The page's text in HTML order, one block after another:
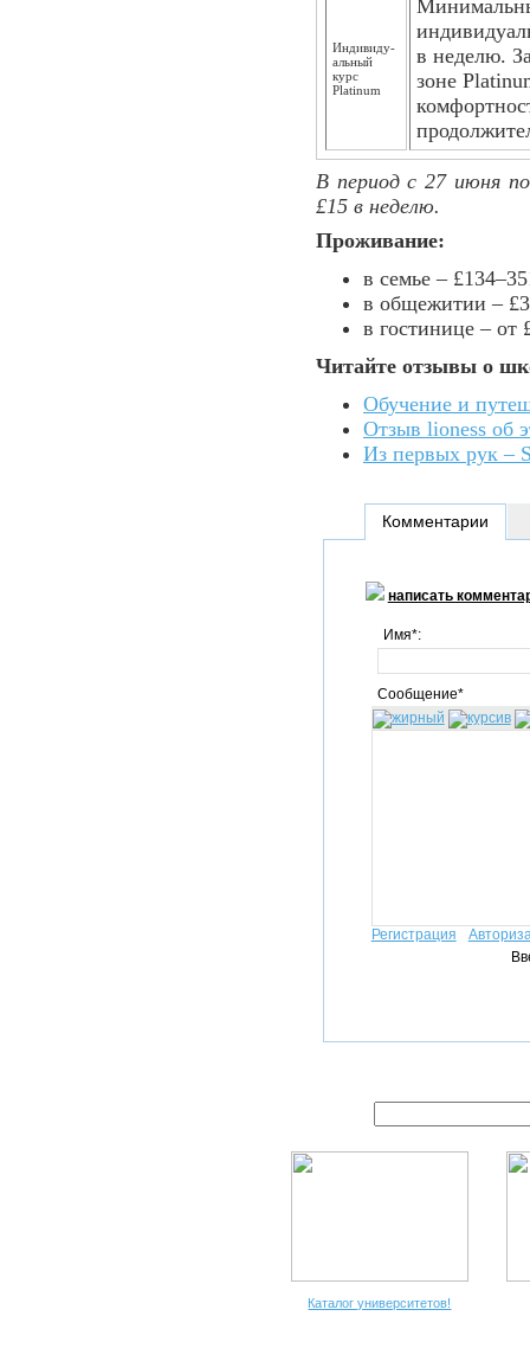
Индивиду­
альный
курс
Platinum
в неделю.
зоне
В период с 27 июня
£15 в неделю.
Проживание:
в семье –
в общежитии –
в гостинице – от
Читайте отзывы о
Обучение и
Отзыв lioness об
Из первых рук –
Комментарии
написать
Имя*:
Сообщение*
Регистрация
Каталог университетов!